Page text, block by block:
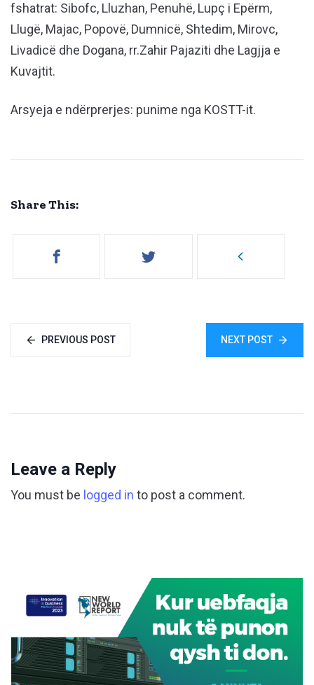
fshatrat: Sibofc, Lluzhan, Penuhë, Lupç i Epërm,
Llugë, Majac, Popovë, Dumnicë, Shtedim, Mirovc,
Livadicë dhe Dogana, rr.Zahir Pajaziti dhe Lagjja e
Kuvajtit.
Arsyeja e ndërprerjes: punime nga KOSTT-it.
Share This:
PREVIOUS POST NEXT POST
Leave a Reply
You must be logged in to post a comment.